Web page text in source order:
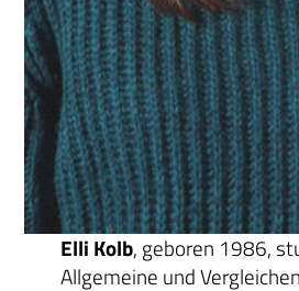
Elli Kolb, geboren 1986,
Allgemeine und